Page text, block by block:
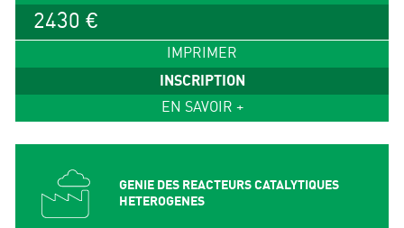
2430 €
IMPRIMER
INSCRIPTION
EN SAVOIR +
GENIE DES REACTEURS CATALYTIQUES
HETEROGENES